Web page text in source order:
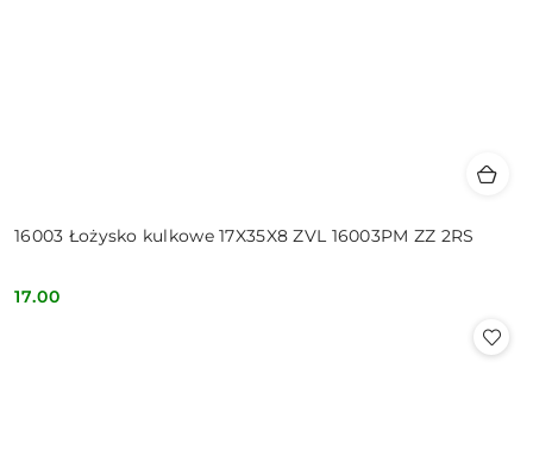
16003 Łożysko kulkowe 17X35X8 ZVL 16003PM ZZ 2RS
Cena:
17.00